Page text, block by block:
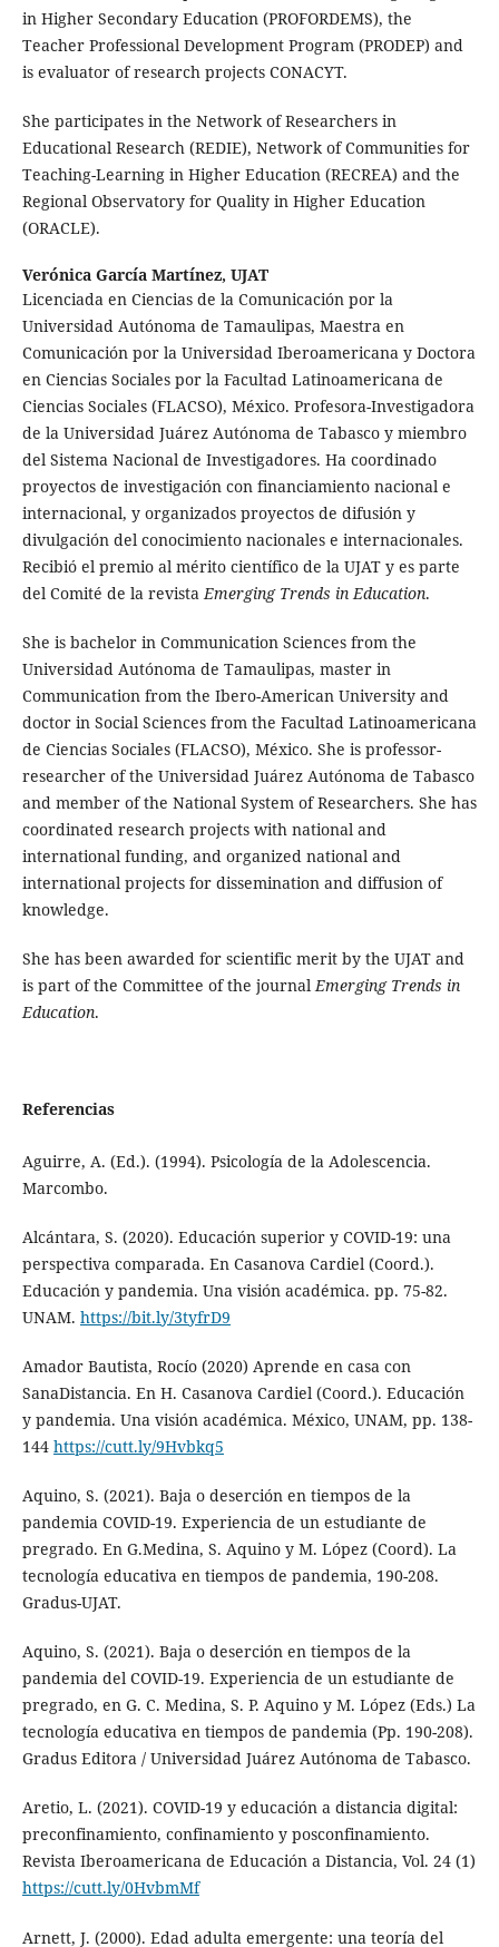
in Higher Secondary Education (PROFORDEMS), the
Teacher Professional Development Program (PRODEP) and
is evaluator of research projects CONACYT.
She participates in the Network of Researchers in
Educational Research (REDIE), Network of Communities for
Teaching-Learning in Higher Education (RECREA) and the
Regional Observatory for Quality in Higher Education
(ORACLE).
Verónica García Martínez, UJAT
Licenciada en Ciencias de la Comunicación por la
Universidad Autónoma de Tamaulipas, Maestra en
Comunicación por la Universidad Iberoamericana y Doctora
en Ciencias Sociales por la Facultad Latinoamericana de
Ciencias Sociales (FLACSO), México. Profesora-Investigadora
de la Universidad Juárez Autónoma de Tabasco y miembro
del Sistema Nacional de Investigadores. Ha coordinado
proyectos de investigación con financiamiento nacional e
internacional, y organizados proyectos de difusión y
divulgación del conocimiento nacionales e internacionales.
Recibió el premio al mérito científico de la UJAT y es parte
del Comité de la revistaEmerging Trends in Education.
She is bachelor in Communication Sciences from the
Universidad Autónoma de Tamaulipas, master in
Communication from the Ibero-American University and
doctor in Social Sciences from the Facultad Latinoamericana
de Ciencias Sociales (FLACSO), México. She is professor-
researcher of the Universidad Juárez Autónoma de Tabasco
and member of the National System of Researchers. She has
coordinated research projects with national and
international funding, and organized national and
international projects for dissemination and diffusion of
knowledge.
She has been awarded for scientific merit by the UJAT and
is part of the Committee of the journalEmerging Trends in
Education.
Referencias
Aguirre, A. (Ed.). (1994). Psicología de la Adolescencia.
Marcombo.
Alcántara, S. (2020). Educación superior y COVID-19: una
perspectiva comparada. En Casanova Cardiel (Coord.).
Educación y pandemia. Una visión académica. pp. 75-82.
UNAM. https://bit.ly/3tyfrD9
Amador Bautista, Rocío (2020) Aprende en casa con
SanaDistancia. En H. Casanova Cardiel (Coord.). Educación
y pandemia. Una visión académica. México, UNAM, pp. 138-
144 https://cutt.ly/9Hvbkq5
Aquino, S. (2021). Baja o deserción en tiempos de la
pandemia COVID-19. Experiencia de un estudiante de
pregrado. En G.Medina, S. Aquino y M. López (Coord). La
tecnología educativa en tiempos de pandemia, 190-208.
Gradus-UJAT.
Aquino, S. (2021). Baja o deserción en tiempos de la
pandemia del COVID-19. Experiencia de un estudiante de
pregrado, en G. C. Medina, S. P. Aquino y M. López (Eds.) La
tecnología educativa en tiempos de pandemia (Pp. 190-208).
Gradus Editora / Universidad Juárez Autónoma de Tabasco.
Aretio, L. (2021). COVID-19 y educación a distancia digital:
preconfinamiento, confinamiento y posconfinamiento.
Revista Iberoamericana de Educación a Distancia, Vol. 24 (1)
https://cutt.ly/0HvbmMf
Arnett, J. (2000). Edad adulta emergente: una teoría del